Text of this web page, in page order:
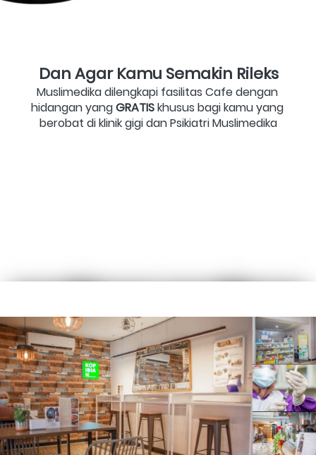
Dan Agar Kamu Semakin Rileks
Muslimedika dilengkapi fasilitas Cafe dengan
hidangan yang GRATIS khusus bagi kamu yang
berobat di klinik gigi dan Psikiatri Muslimedika